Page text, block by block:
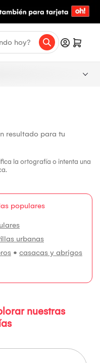
resultado para tu
la ortografía o intenta una
populares
urbanas
• casacas y abrigos
nuestras